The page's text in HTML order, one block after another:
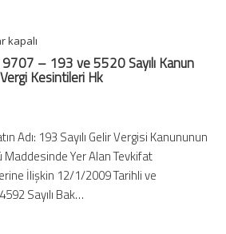
kapalı
9707 – 193 ve 5520 Sayılı Kanun
Kesintileri Hk
Adı: 193 Sayılı Gelir Vergisi Kanununun
Maddesinde Yer Alan Tevkifat
İlişkin 12/1/2009 Tarihli ve
Sayılı Bak…